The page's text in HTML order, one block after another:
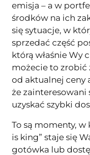
emisja – a w
środków na ich
się sytuacje, w
sprzedać część
którą właśnie Wy
możecie to
od aktualnej ceny
że zainteresowani
uzyskać szybki
To są momenty,
is king” staje się
gotówka lub